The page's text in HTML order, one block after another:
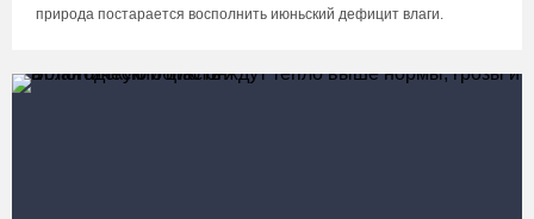
природа постарается восполнить июньский дефицит влаги.